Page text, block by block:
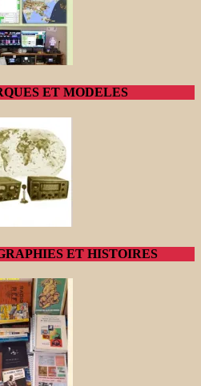
ET MODELES
ET HISTOIRES